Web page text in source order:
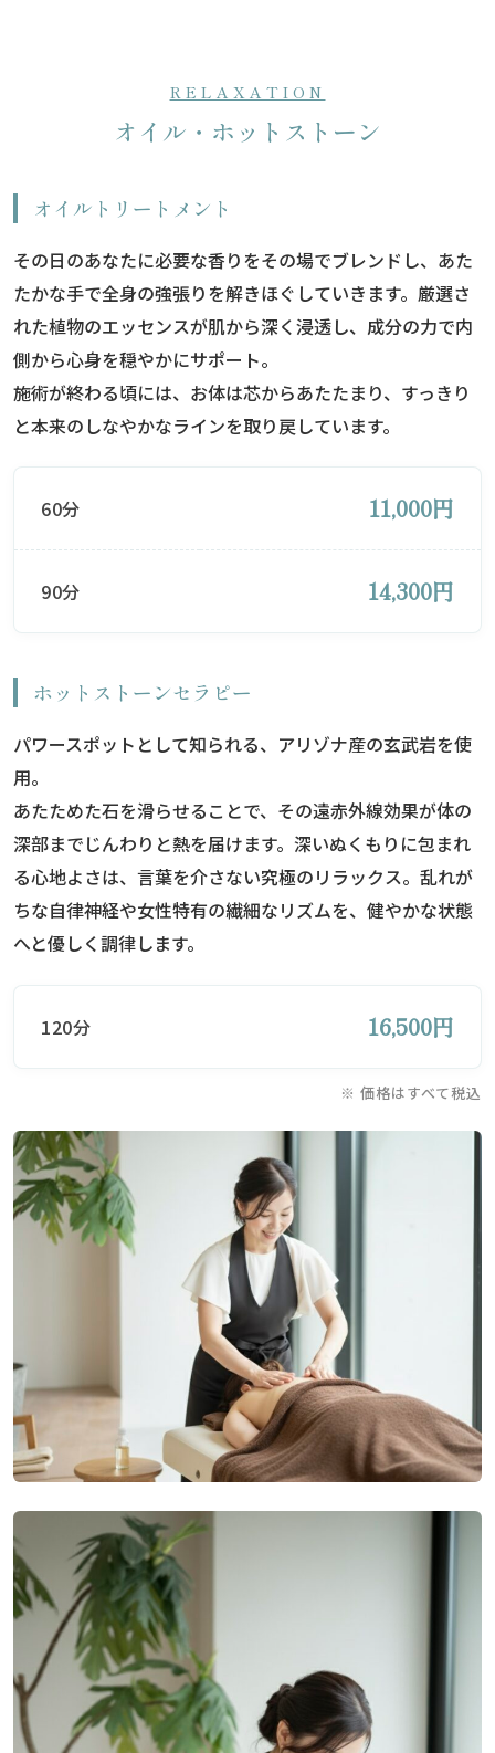
RELAXATION
オイル・ホットストーン
オイルトリートメント
その日のあなたに必要な香りをその場でブレンドし、あた
たかな手で全身の強張りを解きほぐしていきます。厳選さ
れた植物のエッセンスが肌から深く浸透し、成分の力で内
側から心身を穏やかにサポート。
施術が終わる頃には、お体は芯からあたたまり、すっきり
と本来のしなやかなラインを取り戻しています。
60分 11,000円
90分 14,300円
ホットストーンセラピー
パワースポットとして知られる、アリゾナ産の玄武岩を使
用。
あたためた石を滑らせることで、その遠赤外線効果が体の
深部までじんわりと熱を届けます。深いぬくもりに包まれ
る心地よさは、言葉を介さない究極のリラックス。乱れが
ちな自律神経や女性特有の繊細なリズムを、健やかな状態
へと優しく調律します。
120分 16,500円
※ 価格はすべて税込